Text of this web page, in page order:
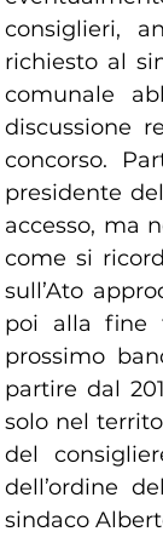
consiglieri,
richiesto al
comunale
discussione
concorso.
presidente
accesso, ma
come si
sull’Ato
poi alla fine
prossimo
partire dal
solo nel
del
dell’ordine
sindaco